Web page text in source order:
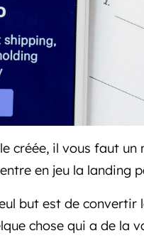
créée, il vous faut
en jeu la landing
but est de convertir
chose qui a de la